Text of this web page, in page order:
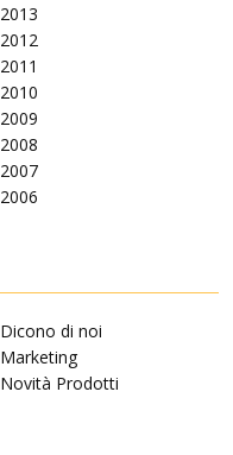
2013
2012
2011
2010
2009
2008
2007
2006
Dicono di noi
Marketing
Novità Prodotti